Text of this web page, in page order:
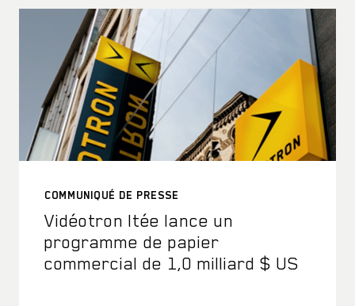
COMMUNIQUÉ DE PRESSE
Vidéotron ltée lance un
programme de papier
commercial de 1,0 milliard $ US